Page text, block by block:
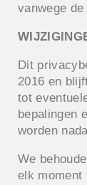
vanwege
Dit
2016 en
tot
bepalingen
worden
We
elk moment